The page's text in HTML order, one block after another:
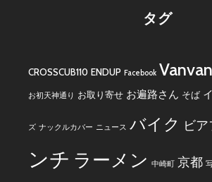
タグ
CROSSCUB110 ENDUP Facebook
お初天神通り お取り寄せ お遍路さん そば
ズ ナックルカバー ニュース バイク ビ
ンチ ラーメン 中崎町 京都